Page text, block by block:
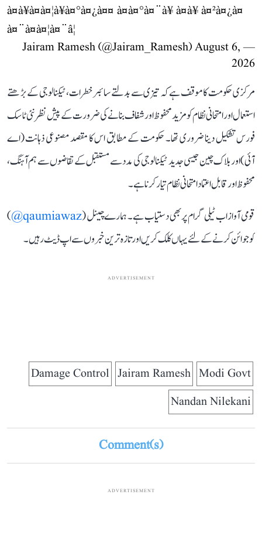
à¤à¥à¤à¤¦à¥à¤°à¤¿à¤¤ à¤à¤°à¤¨à¥ à¤à¥ à¤²à¤¿à¤
à¤¨à¤à¤¦à¤¨â¦
— Jairam Ramesh (@Jairam_Ramesh)
August 6,
2026
مرکزی حکومت کا موقف ہے کہ تیزی سے بدلتے سائبر خطرات، ٹیکنالوجی کے بڑھتے
استعمال اور امتحانی نظام کو مزید محفوظ اور شفاف بنانے کی ضرورت کے پیش نظر نئی ٹاسک
فورس تشکیل دینا ضروری تھا۔ حکومت کے مطابق اس کا مقصد مصنوعی ذہانت (اے
آئی) اور بلاک چین جیسی جدید ٹیکنالوجی کی مدد سے مستقبل کے تقاضوں سے ہم آہنگ،
محفوظ اور قابل اعتماد امتحانی نظام تیار کرنا ہے۔
قومی آواز اب ٹیلی گرام پر بھی دستیاب ہے۔ ہمارے چینل (qaumiawaz@
)
کو جوائن کرنے کے لئے یہاں کلک کریں اور تازہ ترین خبروں سے اپ ڈیٹ رہیں۔
ADVERTISEMENT
Modi Govt
Jairam Ramesh
Damage Control
Nandan Nilekani
Comment(s)
ADVERTISEMENT